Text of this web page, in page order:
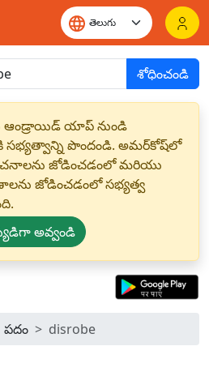
శోధించండి
యాప్ నుండి
సభ్యత్వాన్ని పొందండి. అమర్‌కోష్‌లో
జోడించడంలో మరియు
జోడించడంలో సభ్యత్వ
అవ్వండి
పదం disrobe